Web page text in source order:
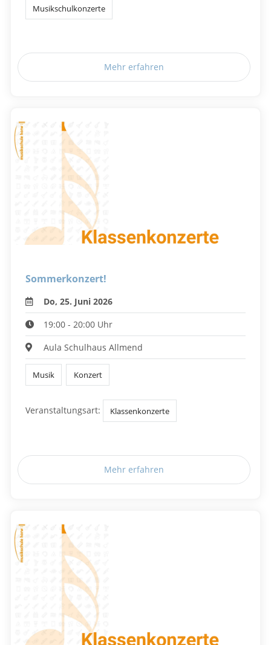
Musikschulkonzerte
Mehr erfahren
Sommerkonzert!
Do, 25. Juni 2026
19:00 - 20:00 Uhr
Aula Schulhaus Allmend
Musik Konzert
Veranstaltungsart: Klassenkonzerte
Mehr erfahren